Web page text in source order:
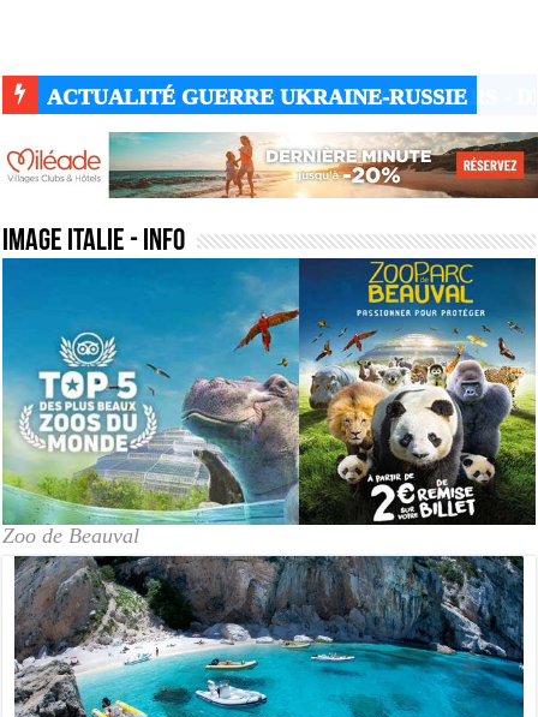
ACTUALITÉ GUERRE UKRAINE-RUSSIE
image italie - Info
Zoo de Beauval